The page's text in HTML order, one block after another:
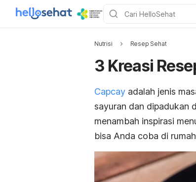
Nutrisi Resep Sehat
3 Kreasi
Capcay adalah jenis
sayuran dan dipadukan
menambah inspirasi
bisa Anda coba di